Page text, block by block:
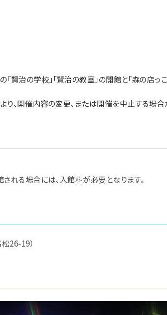
賢治の学校」「賢治の教室」の開館と「森の店っ
、開催内容の変更、または開催を中止する場合
れる場合には、入館料が必要となります。
26-19）